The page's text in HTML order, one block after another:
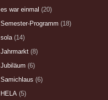
es war einmal (20)
Semester-Programm (18)
sola (14)
Jahrmarkt (8)
Jubiläum (6)
Samichlaus (6)
HELA (5)